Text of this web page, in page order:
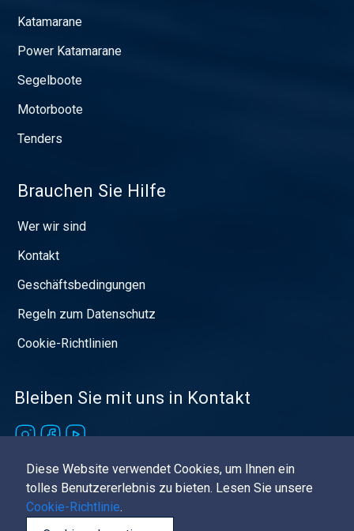
Katamarane
Power Katamarane
Segelboote
Motorboote
Tenders
Brauchen Sie Hilfe
Wer wir sind
Kontakt
Geschäftsbedingungen
Regeln zum Datenschutz
Cookie-Richtlinien
Bleiben Sie mit uns in Kontakt
© Baotić 2023-2026 All rights reserved
Diese Website verwendet Cookies, um Ihnen ein
tolles Benutzererlebnis zu bieten. Lesen Sie unsere
Cookie-Richtlinie.